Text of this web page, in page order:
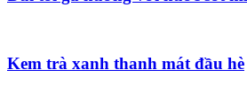
Kem trà xanh thanh mát đầu hè